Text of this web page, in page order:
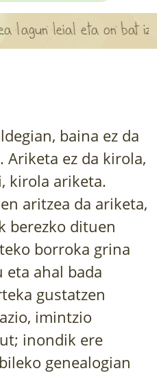
8 URRATS
leial eta on bat izatea
baina ez da
Ariketa ez da kirola,
kirola ariketa.
aritzea da ariketa,
berezko dituen
borroka grina
eta ahal bada
gustatzen
imintzio
inondik ere
genealogian